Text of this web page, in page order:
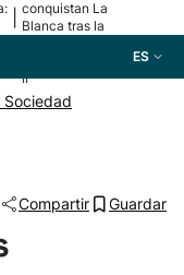
conquistan La
Blanca tras la
II
ES
Sociedad
Compartir Guardar